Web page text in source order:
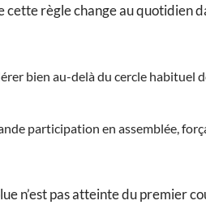
règle change au quotidien
bien au-delà du cercle habituel
participation en assemblée,
n’est pas atteinte du premier